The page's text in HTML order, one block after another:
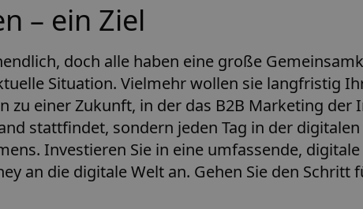
– ein Ziel
doch alle haben eine große
Situation. Vielmehr wollen sie langfristig
zu einer Zukunft, in der das B2B Marketing
stattfindet, sondern jeden Tag in der
Investieren Sie in eine umfassende,
an die digitale Welt an. Gehen Sie den Schritt